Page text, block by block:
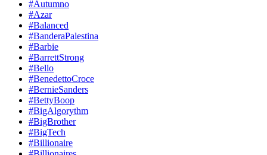
#Autumno
#Azar
#Balanced
#BanderaPalestina
#Barbie
#BarrettStrong
#Bello
#BenedettoCroce
#BernieSanders
#BettyBoop
#BigAlgorythm
#BigBrother
#BigTech
#Billionaire